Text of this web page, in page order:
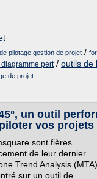
pilotage gestion de projet /
pert/ outils de
de projet
un outil
vos projets
sont fières
de leur dernier
Trend Analysis (MTA).
sur un outil de